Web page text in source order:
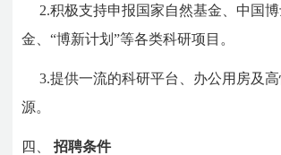
2.积极支持申报国家自然基金、中国
金、“博新计划”等各类科研项目。
3.提供一流的科研平台、办公用房及
源。
四、招聘条件